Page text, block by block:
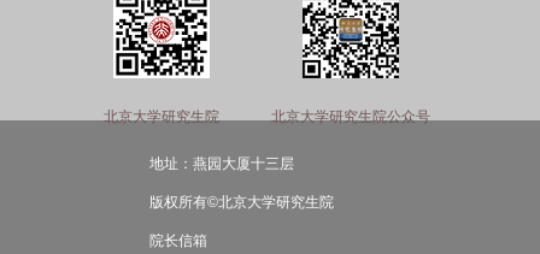
北京大学研究生院 北京大学研究生院公众号
地址：燕园大厦十三层
版权所有©北京大学研究生院
院长信箱